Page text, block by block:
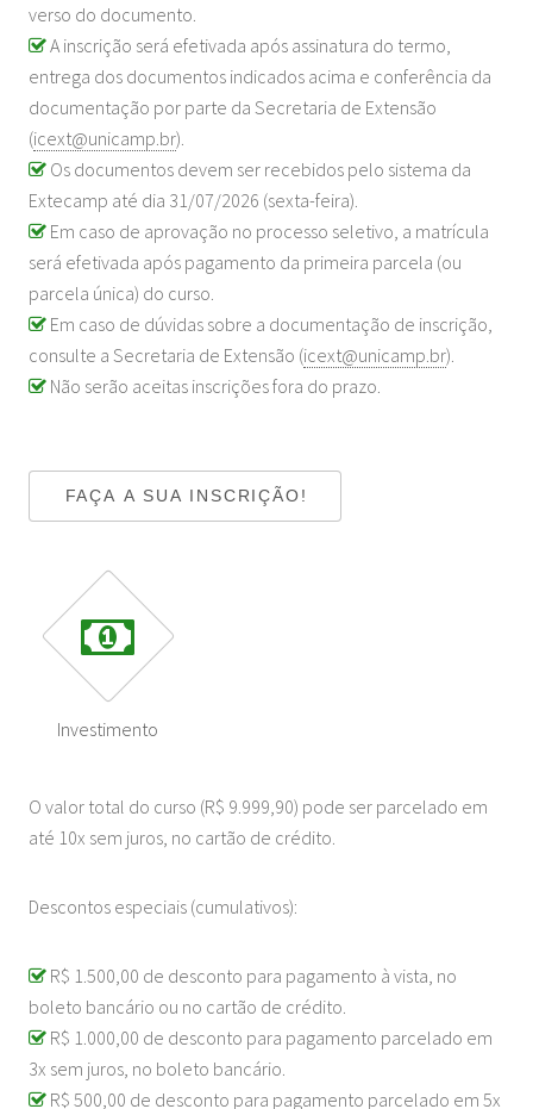
verso do documento.
A inscrição será efetivada após assinatura do termo,
entrega dos documentos indicados acima e conferência da
documentação por parte da Secretaria de Extensão
(icext@unicamp.br).
Os documentos devem ser recebidos pelo sistema da
Extecamp até dia 31/07/2026 (sexta-feira).
Em caso de aprovação no processo seletivo, a matrícula
será efetivada após pagamento da primeira parcela (ou
parcela única) do curso.
Em caso de dúvidas sobre a documentação de inscrição,
consulte a Secretaria de Extensão (icext@unicamp.br).
Não serão aceitas inscrições fora do prazo.
FAÇA A SUA INSCRIÇÃO!
Investimento
O valor total do curso (R$ 9.999,90) pode ser parcelado em
até 10x sem juros, no cartão de crédito.
Descontos especiais (cumulativos):
R$ 1.500,00 de desconto para pagamento à vista, no
boleto bancário ou no cartão de crédito.
R$ 1.000,00 de desconto para pagamento parcelado em
3x sem juros, no boleto bancário.
R$ 500,00 de desconto para pagamento parcelado em 5x